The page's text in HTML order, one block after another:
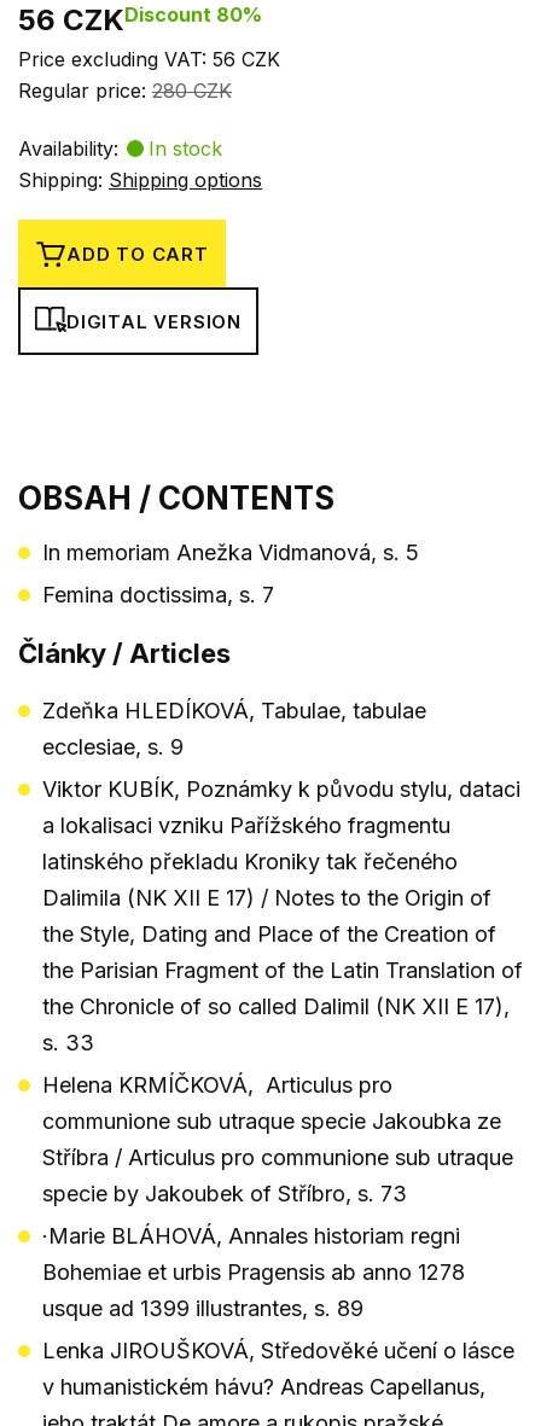
56 CZKDiscount 80%
Price excluding VAT: 56 CZK
Regular price: 280 CZK
Availability:
In stock
Shipping: Shipping options
ADD TO CART
DIGITAL VERSION
OBSAH / CONTENTS
In memoriam Anežka Vidmanová, s. 5
Femina doctissima, s. 7
Články / Articles
Zdeňka HLEDÍKOVÁ, Tabulae, tabulae
ecclesiae, s. 9
Viktor KUBÍK, Poznámky k původu stylu, dataci
a lokalisaci vzniku Pařížského fragmentu
latinského překladu Kroniky tak řečeného
Dalimila (NK XII E 17) / Notes to the Origin of
the Style, Dating and Place of the Creation of
the Parisian Fragment of the Latin Translation of
the Chronicle of so called Dalimil (NK XII E 17),
s. 33
Helena KRMÍČKOVÁ, Articulus pro
communione sub utraque specie Jakoubka ze
Stříbra / Articulus pro communione sub utraque
specie by Jakoubek of Stříbro, s. 73
·Marie BLÁHOVÁ, Annales historiam regni
Bohemiae et urbis Pragensis ab anno 1278
usque ad 1399 illustrantes, s. 89
Lenka JIROUŠKOVÁ, Středověké učení o lásce
v humanistickém hávu? Andreas Capellanus,